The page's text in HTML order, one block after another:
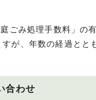
ごみ処理手数料」の
が、年数の経過と
合わせ